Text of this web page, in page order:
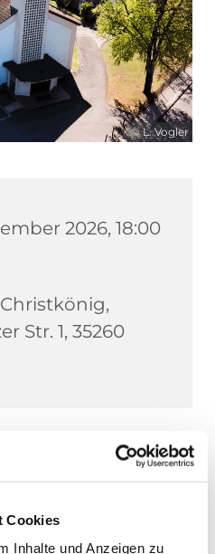
Cookies
Inhalte und Anzeigen zu
© L. Vogler
2026, 18:00
Str. 1, 35260